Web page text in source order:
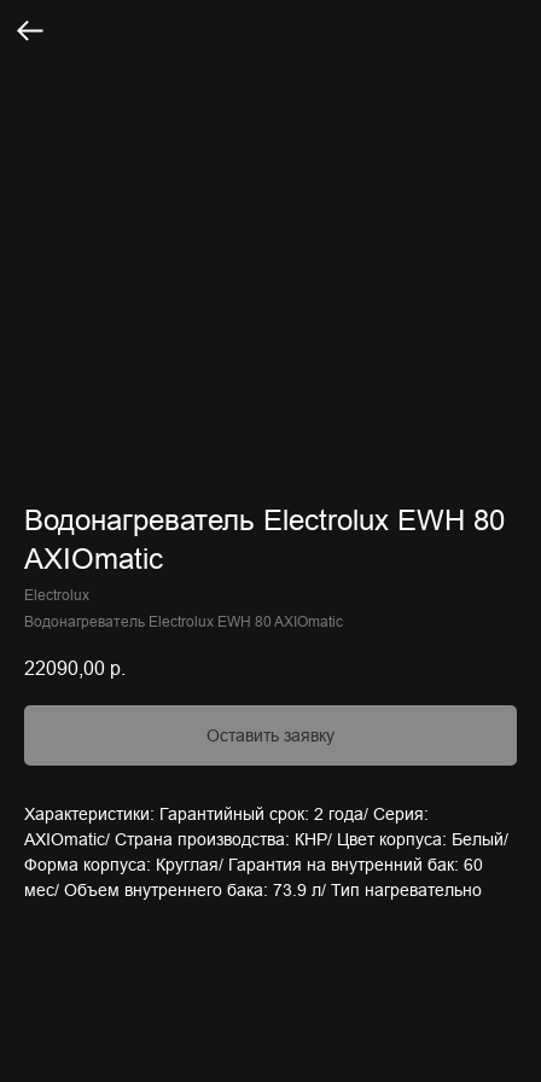
Водонагреватель Electrolux EWH 80
AXIOmatic
Electrolux
Водонагреватель Electrolux EWH 80 AXIOmatic
22090,00 р.
Оставить заявку
Характеристики: Гарантийный срок: 2 года/ Серия:
AXIOmatic/ Страна производства: КНР/ Цвет корпуса: Белый/
Форма корпуса: Круглая/ Гарантия на внутренний бак: 60
мес/ Объем внутреннего бака: 73.9 л/ Тип нагревательно